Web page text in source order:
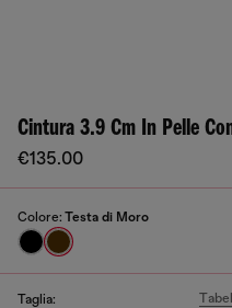
Cintura 3.9 Cm In Pelle
€135.00
Colore: Testa di Moro
Taglia: